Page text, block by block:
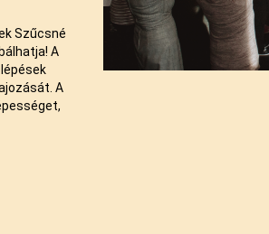
Szűcsné
A
A